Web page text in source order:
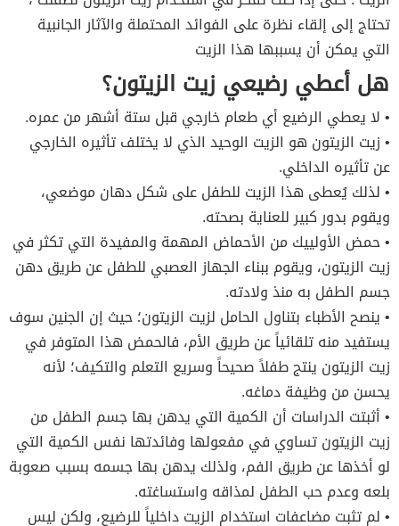
تحتاج إلى إلقاء نظرة على الفوائد المحتملة والآثار الجانبية
التي يمكن أن يسببها هذا الزيت
هل أعطي رضيعي زيت الزيتون؟
• لا يعطي الرضيع أي طعام خارجي قبل ستة أشهر من عمره.
• زيت الزيتون هو الزيت الوحيد الذي لا يختلف تأثيره الخارجي
عن تأثيره الداخلي.
• لذلك يُعطى هذا الزيت للطفل على شكل دهان موضعي،
ويقوم بدور كبير للعناية بصحته.
• حمض الأولييك من الأحماض المهمة والمفيدة التي تكثر في
زيت الزيتون، ويقوم ببناء الجهاز العصبي للطفل عن طريق دهن
جسم الطفل به منذ ولادته.
• ينصح الأطباء بتناول الحامل لزيت الزيتون؛ حيث إن الجنين سوف
يستفيد منه تلقائياً عن طريق الأم، فالحمض هذا المتوفر في
زيت الزيتون ينتج طفلاً صحيحاً وسريع التعلم والتكيف؛ لأنه
يحسن من وظيفة دماغه.
• أثبتت الدراسات أن الكمية التي يدهن بها جسم الطفل من
زيت الزيتون تساوي في مفعولها وفائدتها نفس الكمية التي
لو أخذها عن طريق الفم، ولذلك يدهن بها جسمه بسبب صعوبة
بلعه وعدم حب الطفل لمذاقه واستساغته.
• لم تثبت مضاعفات استخدام الزيت داخلياً للرضيع، ولكن ليس